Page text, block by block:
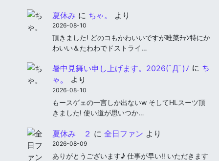
夏休み に ちゃ。 より
2026-08-10
頂きました! どのコもかわいいですが唯菜ﾁｬﾝ特にか
わいい＆たわわでドストライ…
暑中見舞い申し上げます。2026(ﾟДﾟ)ﾉ に ち
ゃ。
より
2026-08-10
もースゲェの一言しか出ないw そしてHLスーツ頂
きました! 使い道が思いつか…
夏休み ２ に 全日ファン より
2026-08-09
ありがとうございます♪ 仕事が早い‼︎ いただきます